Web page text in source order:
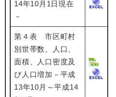
14年10月1日現在
－
第４表 市区町村
別世帯数、人口、
面積、人口密度及
び人口増加－平成
13年10月～平成14